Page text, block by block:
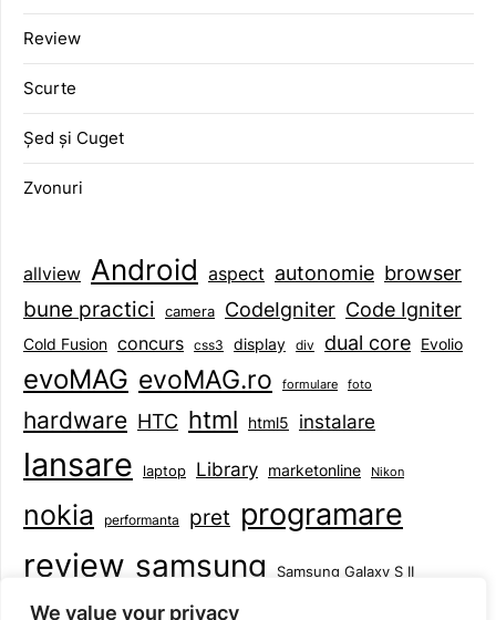
We value your privacy
Review
Scurte
Șed și Cuget
Zvonuri
allview Android aspect autonomie browser
bune practici camera CodeIgniter Code Igniter
Cold Fusion concurs css3 display div dual core Evolio
evoMAG evoMAG.ro formulare foto
hardware HTC html html5 instalare
lansare laptop Library marketonline Nikon
nokia performanta pret programare
review samsung Samsung Galaxy S II
smartphone specificatii standarde